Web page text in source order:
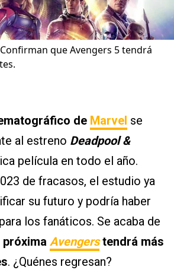
Confirman que Avengers 5 tendrá
de Marvel se
al estreno Deadpool &
película en todo el año.
de fracasos, el estudio ya
su futuro y podría haber
los fanáticos. Se acaba de
próxima Avengerstendrá más
. ¿Quénes regresan?